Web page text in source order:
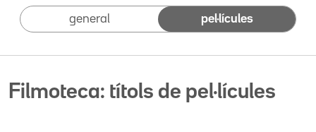
general pel·lícules
Filmoteca: títols de pel·lícules